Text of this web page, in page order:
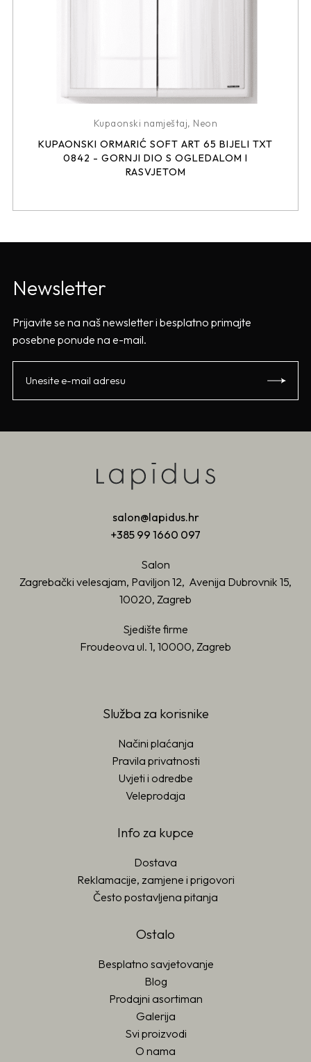
Kupaonski namještaj, Neon
KUPAONSKI ORMARIĆ SOFT ART 65 BIJELI TXT
0842 - GORNJI DIO S OGLEDALOM I
RASVJETOM
Newsletter
Prijavite se na naš newsletter i besplatno primajte
posebne ponude na e-mail.
salon@lapidus.hr
+385 99 1660 097
Salon
Zagrebački velesajam, Paviljon 12, Avenija Dubrovnik 15,
10020, Zagreb
Sjedište firme
Froudeova ul. 1, 10000, Zagreb
Služba za korisnike
Načini plaćanja
Pravila privatnosti
Uvjeti i odredbe
Veleprodaja
Info za kupce
Dostava
Reklamacije, zamjene i prigovori
Često postavljena pitanja
Ostalo
Besplatno savjetovanje
Blog
Prodajni asortiman
Galerija
Svi proizvodi
O nama